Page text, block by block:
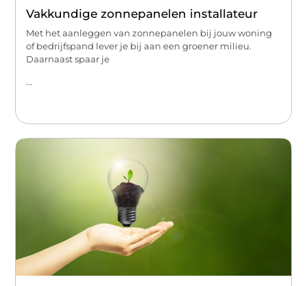
Vakkundige zonnepanelen installateur
Met het aanleggen van zonnepanelen bij jouw woning
of bedrijfspand lever je bij aan een groener milieu.
Daarnaast spaar je
...